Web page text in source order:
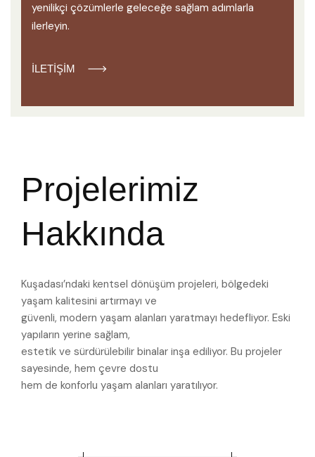
yenilikçi çözümlerle geleceğe sağlam adımlarla
ilerleyin.
İLETIŞIM
Projelerimiz
Hakkında
Kuşadası’ndaki kentsel dönüşüm projeleri, bölgedeki
yaşam kalitesini artırmayı ve
güvenli, modern yaşam alanları yaratmayı hedefliyor. Eski
yapıların yerine sağlam,
estetik ve sürdürülebilir binalar inşa ediliyor. Bu projeler
sayesinde, hem çevre dostu
hem de konforlu yaşam alanları yaratılıyor.